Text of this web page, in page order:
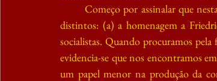
Começo por assinalar que
distintos: (a) a homenagem a
socialistas. Quando procuramos
evidencia-se que nos encontramos
um papel menor na produção da